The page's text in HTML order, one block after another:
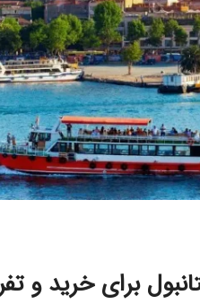
برای خرید و